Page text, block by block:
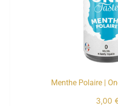
Menthe Polaire |
3,00